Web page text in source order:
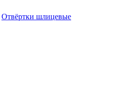
Отвёртки шлицевые